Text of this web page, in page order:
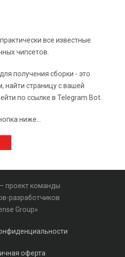
все известные
чипсетов.
получения сборки - это
найти страницу с вашей
по ссылке в Telegram Bot.
ниже...
– проект команды
разработчиков
Group»
оферта